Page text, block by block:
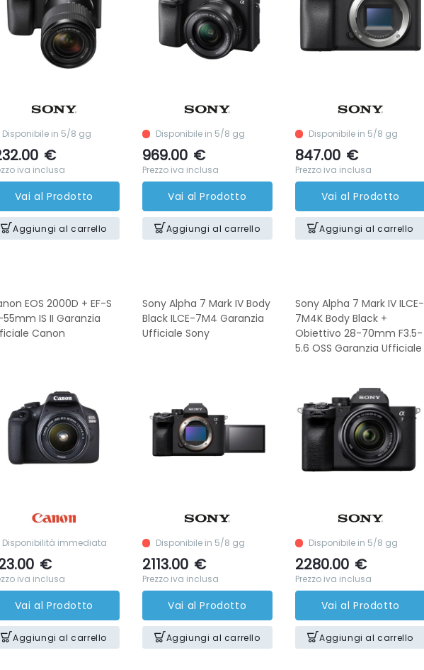
Disponibile in 5/8 gg
€
iva inclusa
Vai al Prodotto
Aggiungi al carrello
Disponibile in 5/8 gg
969.00 €
Prezzo iva inclusa
Vai al Prodotto
Aggiungi al carrello
Disponibile in 5/8 gg
847.00 €
Prezzo iva inclusa
Vai al Prodotto
Aggiungi al carrello
EOS 2000D + EF-S
55mm IS II Garanzia
Canon
Disponibilità immediata
€
iva inclusa
Vai al Prodotto
Aggiungi al carrello
Sony Alpha 7 Mark IV Body
Black ILCE-7M4 Garanzia
Ufficiale Sony
Disponibile in 5/8 gg
2113.00 €
Prezzo iva inclusa
Vai al Prodotto
Aggiungi al carrello
Sony Alpha 7 Mark IV ILCE-
7M4K Body Black +
Obiettivo 28-70mm F3.5-
5.6 OSS Garanzia Ufficiale
Disponibile in 5/8 gg
2280.00 €
Prezzo iva inclusa
Vai al Prodotto
Aggiungi al carrello